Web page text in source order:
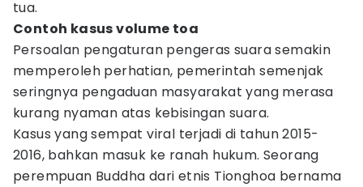
tua.
Contoh kasus volume toa
Persoalan pengaturan pengeras suara semakin
memperoleh perhatian, pemerintah semenjak
seringnya pengaduan masyarakat yang merasa
kurang nyaman atas kebisingan suara.
Kasus yang sempat viral terjadi di tahun 2015-
2016, bahkan masuk ke ranah hukum. Seorang
perempuan Buddha dari etnis Tionghoa bernama